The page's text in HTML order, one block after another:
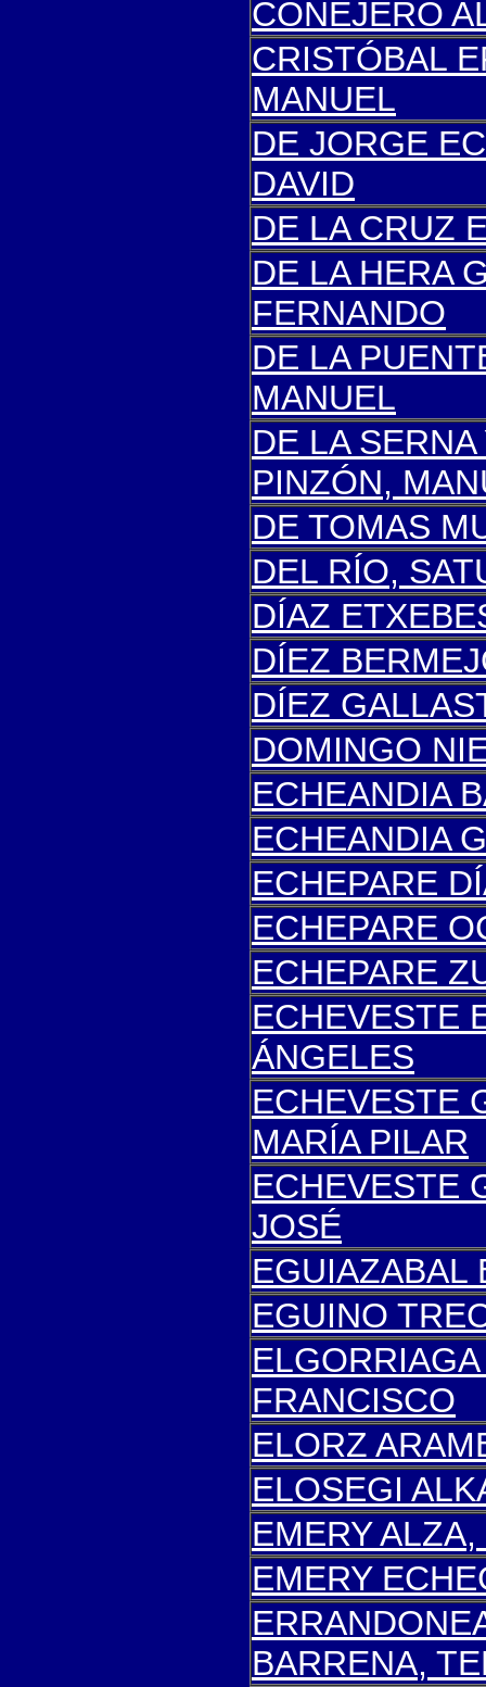
CONEJERO
CRISTÓBAL
MANUEL
DE JORGE
DAVID
DE LA CRUZ
DE LA HERA
FERNANDO
DE LA
MANUEL
DE LA
PINZÓN,
DE TOMAS
DEL RÍO,
DÍAZ
DÍEZ
DÍEZ
DOMINGO
ECHEANDIA
ECHEANDIA
ECHEPARE
ECHEPARE
ECHEPARE
ECHEVESTE
ÁNGELES
ECHEVESTE
MARÍA PILAR
ECHEVESTE
JOSÉ
EGUIAZABAL
EGUINO
FRANCISCO
ELORZ
ELOSEGI
EMERY
EMERY
BARRENA,